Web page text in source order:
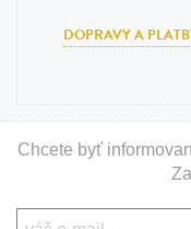
DOPRAVY A
Chcete byť